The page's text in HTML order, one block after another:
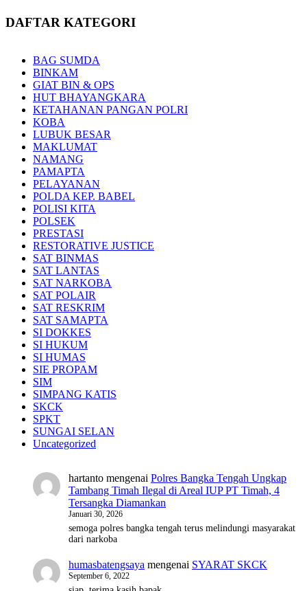
DAFTAR KATEGORI
BAG SUMDA
BINKAM
GIAT BIN & OPS
HUT BHAYANGKARA
KETAHANAN PANGAN POLRI
KOBA
LUBUK BESAR
MAKLUMAT
NAMANG
PAMAPTA
PELAYANAN
POLDA KEP. BABEL
POLISI KITA
POLSEK
PRESTASI
RESTORATIVE JUSTICE
SAT BINMAS
SAT LANTAS
SAT NARKOBA
SAT POLAIR
SAT RESKRIM
SAT SAMAPTA
SI DOKKES
SI HUKUM
SI HUMAS
SIE PROPAM
SIM
SIMPANG KATIS
SKCK
SPKT
SUNGAI SELAN
Uncategorized
hartanto mengenai Polres Bangka Tengah Ungkap
Tambang Timah Ilegal di Areal IUP PT Timah, 4
Tersangka Diamankan
Januari 30, 2026
semoga polres bangka tengah terus melindungi masyarakat
dari narkoba
humasbatengsaya mengenai SYARAT SKCK
September 6, 2022